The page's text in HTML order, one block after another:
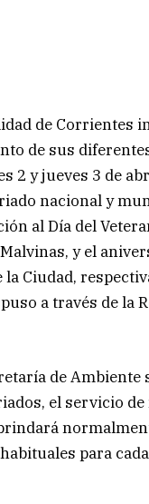
de Corrientes
de sus
2 y jueves 3 de
nacional y
al Día del
y el
Ciudad,
a través de la
de Ambiente
el servicio
para